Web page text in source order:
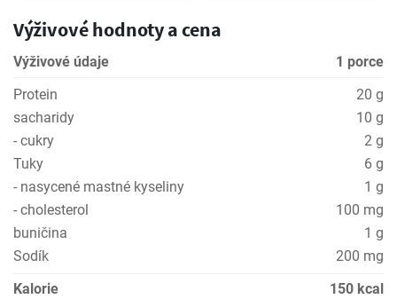
Výživové hodnoty a cena
Výživové údaje
1 porce
Protein
20 g
sacharidy
10 g
- cukry
2 g
Tuky
6 g
- nasycené mastné kyseliny
1 g
- cholesterol
100 mg
buničina
1 g
Sodík
200 mg
Kalorie
150 kcal